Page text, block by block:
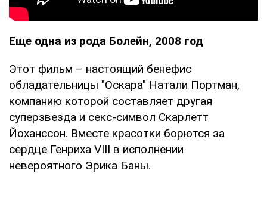
Еще одна из рода Болейн, 2008 год
Этот фильм – настоящий бенефис
обладательницы "Оскара" Натали Портман,
компанию которой составляет другая
суперзвезда и секс-символ Скарлетт
Йоханссон. Вместе красотки борются за
сердце Генриха VIII в исполнении
невероятного Эрика Баны.